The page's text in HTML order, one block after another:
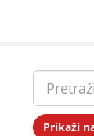
Prikaži